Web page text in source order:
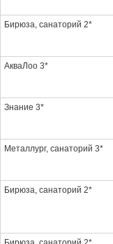
Бирюза, санаторий 2*
АкваЛоо 3*
Знание 3*
Металлург, санаторий 3*
Бирюза, санаторий 2*